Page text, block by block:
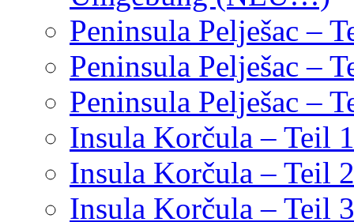
Peninsula Pelješac –
Peninsula Pelješac –
Peninsula Pelješac –
Insula Korčula – Teil 1
Insula Korčula – Teil 2
Insula Korčula – Teil 3